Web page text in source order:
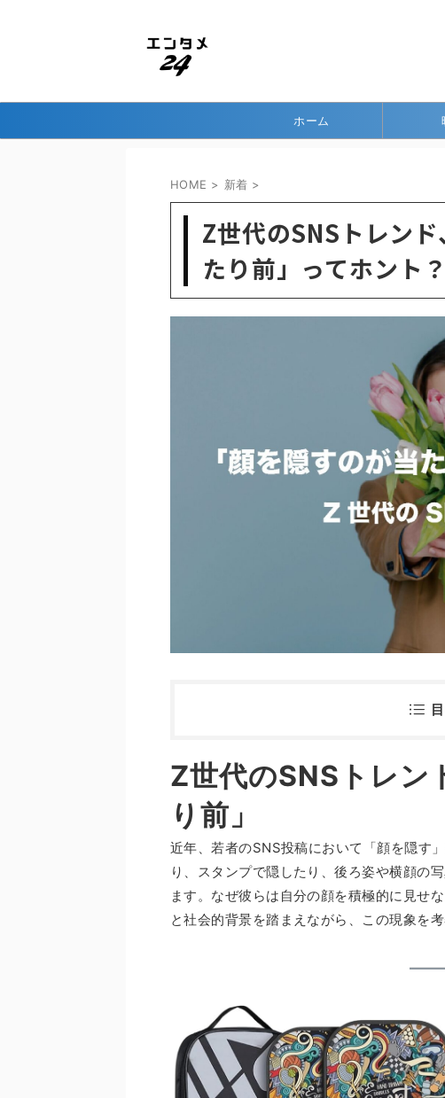
ホーム
HOME > 新着 >
Z世代のSNSトレン
たり前」ってホント？
Z世代のSNSトレン
り前」
近年、若者のSNS投稿において「顔を隠す
り、スタンプで隠したり、後ろ姿や横顔の
ます。なぜ彼らは自分の顔を積極的に見せ
と社会的背景を踏まえながら、この現象を考